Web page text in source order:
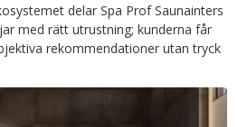
delar Spa Prof Saunainters
med rätt utrustning; kunderna får
rekommendationer utan tryck